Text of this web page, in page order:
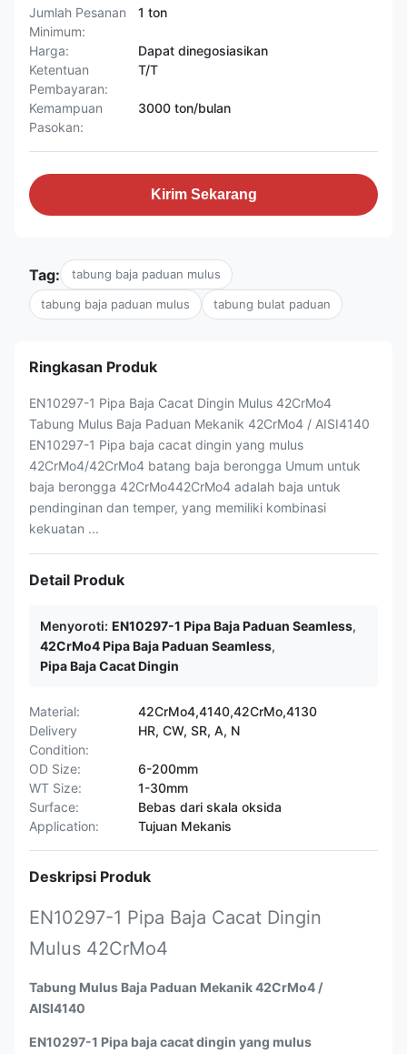
Jumlah Pesanan
Minimum:
1 ton
Harga:
Dapat dinegosiasikan
Ketentuan
Pembayaran:
T/T
Kemampuan
Pasokan:
3000 ton/bulan
Kirim Sekarang
Tag: tabung baja paduan mulus
tabung baja paduan mulus tabung bulat paduan
Ringkasan Produk
EN10297-1 Pipa Baja Cacat Dingin Mulus 42CrMo4
Tabung Mulus Baja Paduan Mekanik 42CrMo4 / AISI4140
EN10297-1 Pipa baja cacat dingin yang mulus
42CrMo4/42CrMo4 batang baja berongga Umum untuk
baja berongga 42CrMo442CrMo4 adalah baja untuk
pendinginan dan temper, yang memiliki kombinasi
kekuatan ...
Detail Produk
Menyoroti: EN10297-1 Pipa Baja Paduan Seamless,
42CrMo4 Pipa Baja Paduan Seamless,
Pipa Baja Cacat Dingin
Material:
42CrMo4,4140,42CrMo,4130
Delivery
Condition:
HR, CW, SR, A, N
OD Size:
6-200mm
WT Size:
1-30mm
Surface:
Bebas dari skala oksida
Application:
Tujuan Mekanis
Deskripsi Produk
EN10297-1 Pipa Baja Cacat Dingin
Mulus 42CrMo4
Tabung Mulus Baja Paduan Mekanik 42CrMo4 /
AISI4140
EN10297-1 Pipa baja cacat dingin yang mulus